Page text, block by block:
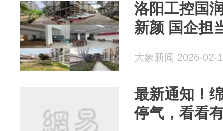
洛阳工控国
新颜 国企担
大象新闻 2026-02-
最新通知！
停气，看看